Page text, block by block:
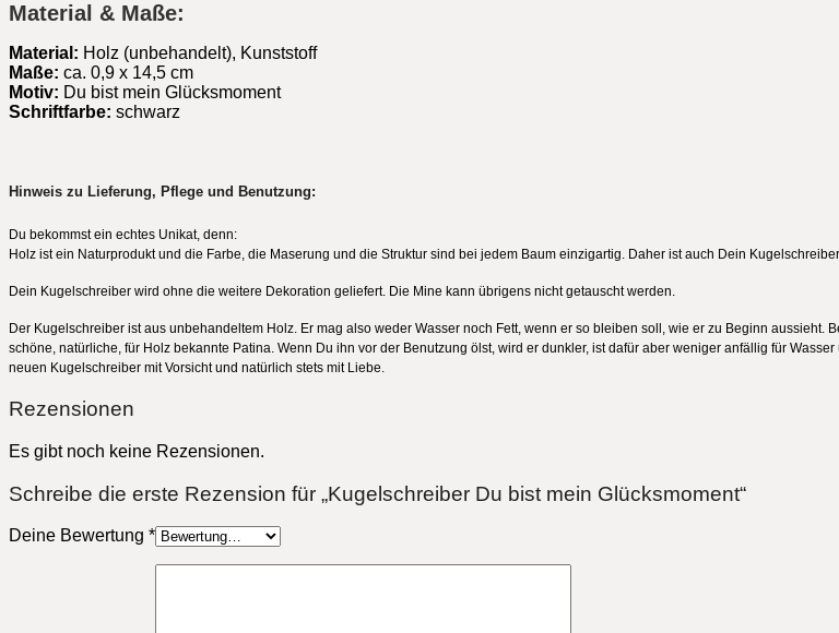
Material & Maße:
Material: Holz (unbehandelt), Kunststoff
Maße: ca. 0,9 x 14,5 cm
Motiv: Du bist mein Glücksmoment
Schriftfarbe: schwarz
Hinweis zu Lieferung, Pflege und Benutzung:
Du bekommst ein echtes Unikat, denn:
Holz ist ein Naturprodukt und die Farbe, die Maserung und die Struktur sind bei jedem Baum einzigartig. Daher ist auch Dein
Dein Kugelschreiber wird ohne die weitere Dekoration geliefert. Die Mine kann übrigens nicht getauscht werden.
Der Kugelschreiber ist aus unbehandeltem Holz. Er mag also weder Wasser noch Fett, wenn er so bleiben soll, wie er zu Beginn
schöne, natürliche, für Holz bekannte Patina. Wenn Du ihn vor der Benutzung ölst, wird er dunkler, ist dafür aber weniger anfällig für
neuen Kugelschreiber mit Vorsicht und natürlich stets mit Liebe.
Rezensionen
Es gibt noch keine Rezensionen.
Schreibe die erste Rezension für „Kugelschreiber Du bist mein Glücksmoment“
Deine Bewertung *